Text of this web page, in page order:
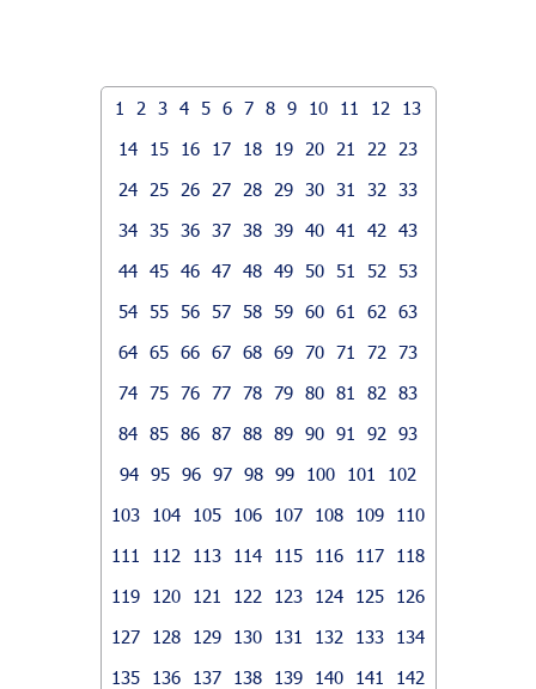
1 2 3 4 5 6 7 8 9 10 11 12
13
14
15 16 17 18 19 20 21 22
23
24
25 26 27 28 29 30 31 32
33
34 35 36 37 38 39 40 41 42
43
44 45 46 47 48 49 50 51 52
53
54 55 56 57 58 59 60 61 62
63
64 65 66 67 68 69 70 71 72
73
74 75 76 77 78 79 80 81 82
83
84 85 86 87 88 89 90 91 92
93
94 95 96 97 98 99 100 101
102
103
104 105 106 107 108 109
110
111
112 113 114 115 116 117
118
119
120 121 122 123 124 125
126
127
128 129 130 131 132 133
134
135
136 137 138 139 140 141
142